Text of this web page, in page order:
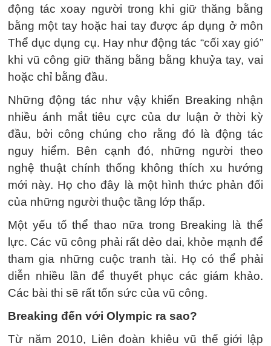
động tác xoay người trong khi giữ thăng bằng
bằng một tay hoặc hai tay được áp dụng ở môn
Thể dục dụng cụ. Hay như động tác “cối xay gió”
khi vũ công giữ thăng bằng bằng khuỷa tay, vai
hoặc chỉ bằng đầu.
Những động tác như vậy khiến Breaking nhận
nhiều ánh mắt tiêu cực của dư luận ở thời kỳ
đầu, bởi công chúng cho rằng đó là động tác
nguy hiểm. Bên cạnh đó, những người theo
nghệ thuật chính thống không thích xu hướng
mới này. Họ cho đây là một hình thức phản đối
của những người thuộc tầng lớp thấp.
Một yếu tố thể thao nữa trong Breaking là thể
lực. Các vũ công phải rất dẻo dai, khỏe mạnh để
tham gia những cuộc tranh tài. Họ có thể phải
diễn nhiều lần để thuyết phục các giám khảo.
Các bài thi sẽ rất tốn sức của vũ công.
Breaking đến với Olympic ra sao?
Từ năm 2010, Liên đoàn khiêu vũ thế giới lập